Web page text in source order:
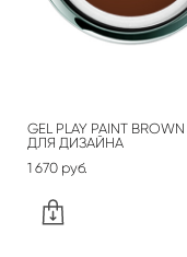
GEL PLAY PAINT
ДЛЯ ДИЗАЙНА
1 670 pуб.